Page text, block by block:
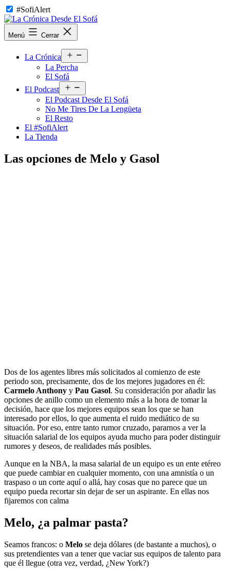
Saltar
al
contenido
#SofiAlert
La
Crónica
Menú Cerrar
La Crónica
el
La Percha
El Sofá
El Podcast
el
menú
El Podcast Desde El Sofá
No Me Tires De La Lengüeta
El Resto
El #SofiAlert
La Tienda
Las opciones de Melo y Gasol
Dos de los agentes libres más solicitados al comienzo de este
periodo son, precisamente, dos de los mejores jugadores en él:
Carmelo Anthony y Pau Gasol. Su consideración por añadir las
opciones de anillo como un elemento más a la hora de tomar la
decisión, hace que los mejores equipos sean los que se han
interesado por ellos, lo que aumenta el ruido mediático de su
situación. Por eso, entre tanto rumor cruzado, pararnos a ver la
situación salarial de los equipos ayuda mucho para poder distinguir
rumores y deseos, de realidades más posibles.
Aunque en la NBA, la masa salarial de un equipo es un ente etéreo
que puede cambiar en cualquier momento, con una amnistía o un
traspaso o un corte aquí o allá, hay cosas que no parece que un
equipo pueda recortar sin dejar de ser un aspirante. En ellas nos
fijaremos con calma
Melo, ¿a palmar pasta?
Seamos francos: o Melo se deja dólares (de bastante a muchos), o
sus pretendientes van a tener que vaciar sus equipos de talento para
que él llegue (otra vez, verdad, ¿New York?)